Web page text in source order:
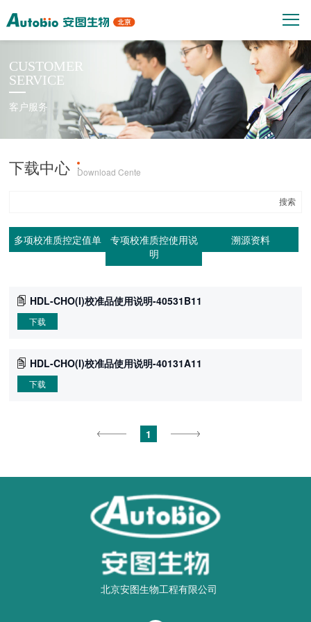
CUSTOMER
SERVICE
客户服务
下载中心 ·Download Cente
多项校准质控定值单
专项校准质控使用说
明
溯源资料
HDL-CHO(I)校准品使用说明-40531B11
下载
HDL-CHO(I)校准品使用说明-40131A11
下载
1
北京安图生物工程有限公司